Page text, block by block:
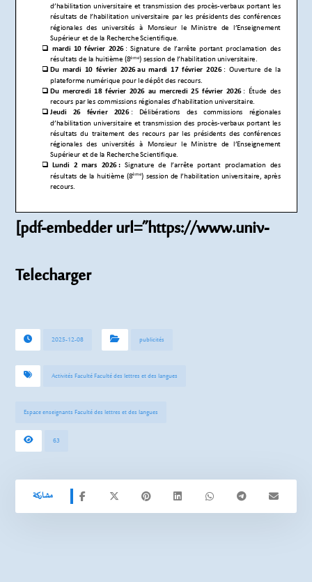
[pdf-embedder url=”https://www.univ-
Telecharger
2025-12-08 publicités
Activités Faculté Faculté des lettres et des langues
Espace enseignants Faculté des lettres et des langues
63